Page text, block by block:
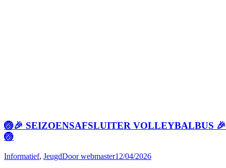
🏐🎉 SEIZOENSAFSLUITER VOLLEYBALBUS 🎉
🏐
Informatief, JeugdDoorwebmaster12/04/2026